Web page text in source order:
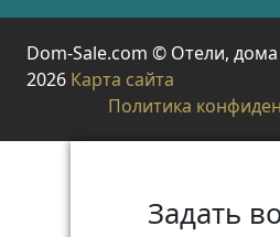
Dom-Sale.com © Отели,
2026 Карта сайта
Политика
Задать